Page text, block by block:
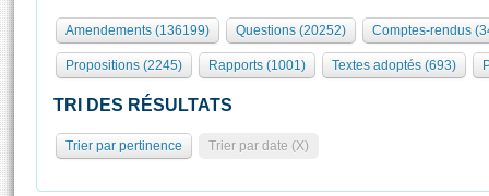
577 députés
Groupes politiques
Commissions et autres organes
Europe et International
Pétitions
Organisation de l'Assemblée
Présidence Conférence des Présidents Bureau Collège des
Statistiques et chiffres clés
Visite virtuelle du palais Bourbon
Assister à une séance
Amendements (136199) Questions (20252) Comptes-rendus
Propositions (2245) Rapports (1001) Textes adoptés (693)
TRI DES RÉSULTATS
Trier par pertinence Trier par date (X)